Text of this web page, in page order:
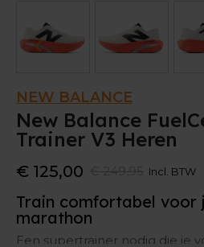
NEW BALANCE
New Balance
Trainer V3 Heren
€ 125,00 Incl. BTW
Train comfortabel voor
marathon
Een supertrainer nodig die je